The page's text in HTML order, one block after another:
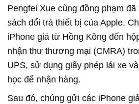
Pengfei Xue cùng đồng phạm
sách đổi trả thiết bị của Apple.
iPhone giả từ Hồng Kông đến
nhận thư thương mại (CMRA)
UPS, sử dụng giấy phép lái xe
học để nhận hàng.
Sau đó, chúng gửi các iPhone